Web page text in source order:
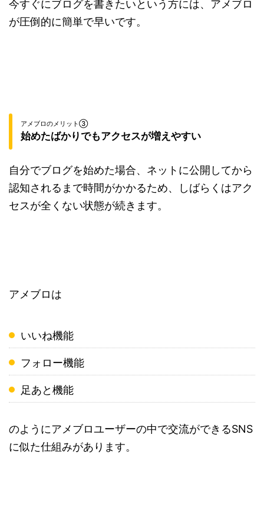
今すぐにブログを書きたいという方には、アメブロ
が圧倒的に簡単で早いです。
アメブロのメリット③
始めたばかりでもアクセスが増えやすい
自分でブログを始めた場合、ネットに公開してから
認知されるまで時間がかかるため、しばらくはアク
セスが全くない状態が続きます。
アメブロは
いいね機能
フォロー機能
足あと機能
のようにアメブロユーザーの中で交流ができるSNS
に似た仕組みがあります。